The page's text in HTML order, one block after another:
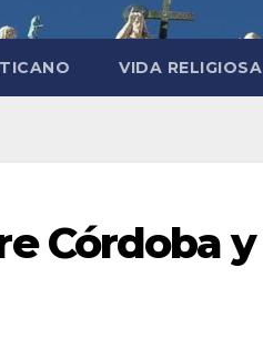
VIDA RELIGIOSA
Córdoba y